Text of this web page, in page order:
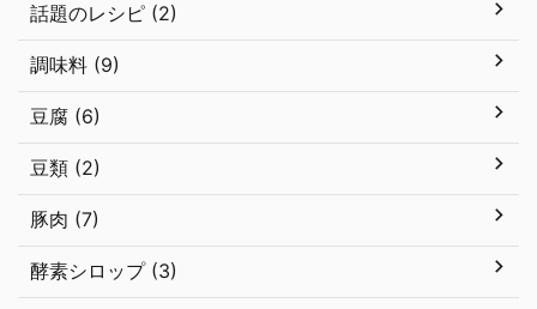
話題のレシピ (2)
調味料 (9)
豆腐 (6)
豆類 (2)
豚肉 (7)
酵素シロップ (3)